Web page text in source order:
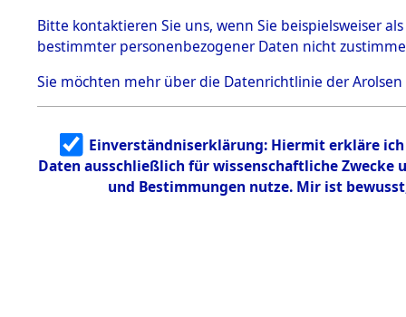
5.3.1 Alliierte
Erhebungen
zu
Todesmärsch
en
5.3.2
Identifizierun
g
5.3.3
Todesmärsch
0004
Bitte kontaktieren Sie uns, wenn Sie beispielsweiser
bestimmter personenbezogener Daten nicht
Sie möchten mehr über die Datenrichtlinie der Arolsen
Einverständniserklärung: Hiermit erkläre
Daten ausschließlich für wissenschaftliche
und Bestimmungen nutze. Mir ist